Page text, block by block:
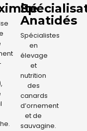
Anatidés
Spécialistes
en
élevage
et
nutrition
des
canards
d’ornement
et de
sauvagine.